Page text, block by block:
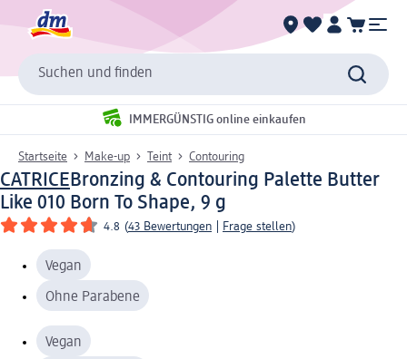
Suchen und finden
IMMERGÜNSTIG online einkaufen
Startseite Make-up Teint Contouring
CATRICEBronzing & Contouring Palette Butter
Like 010 Born To Shape, 9 g
4.8 (43 Bewertungen Frage stellen)
Vegan
Ohne Parabene
Vegan